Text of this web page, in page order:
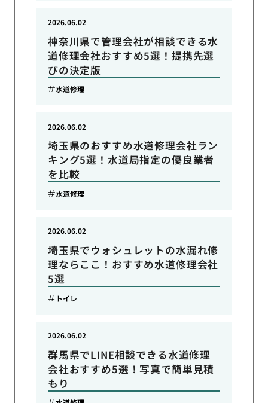
神奈川県で管理会社が相談できる水
道修理会社おすすめ5選！提携先選
びの決定版
2026.06.02
水道修理
埼玉県のおすすめ水道修理会社ラン
キング5選！水道局指定の優良業者
を比較
2026.06.02
水道修理
埼玉県でウォシュレットの水漏れ修
理ならここ！おすすめ水道修理会社
5選
2026.06.02
トイレ
群馬県でLINE相談できる水道修理
会社おすすめ5選！写真で簡単見積
もり
2026.06.02